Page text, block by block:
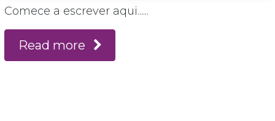
Comece a escrever aqui......
Read more